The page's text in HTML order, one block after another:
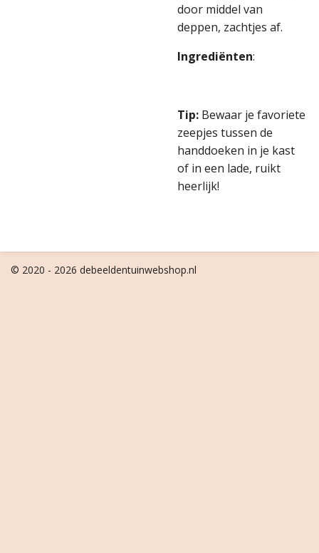
door middel van
deppen, zachtjes af.
Ingrediënten:
Tip: Bewaar je favoriete
zeepjes tussen de
handdoeken in je kast
of in een lade, ruikt
heerlijk!
© 2020 - 2026 debeeldentuinwebshop.nl